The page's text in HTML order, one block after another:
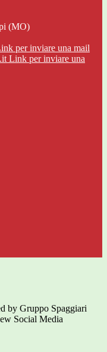
(MO)
per inviare una mail
Link per inviare una
by Gruppo Spaggiari
Social Media